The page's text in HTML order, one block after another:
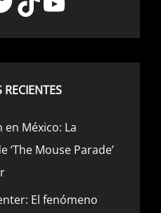
RECIENTES
México: La
Mouse Parade’
El fenómeno